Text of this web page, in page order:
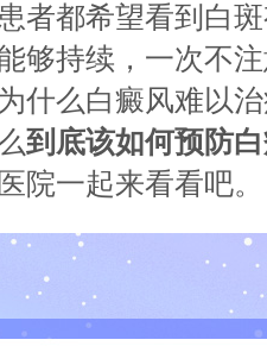
都希望看到白斑
够持续，一次不
什么白癜风难以
到底该如何预防
院一起来看看吧。